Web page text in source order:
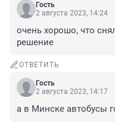
Гость
2 августа 2023, 14:24
очень хорошо, что
решение
ОТВЕТИТЬ
Гость
2 августа 2023, 14:17
а в Минске автобусы